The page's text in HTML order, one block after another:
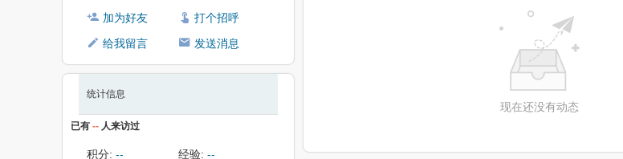
加为好友
打个招呼
给我留言
发送消息
统计信息
已有 -- 人来访过
积分: -- 经验: --
现在还没有动态